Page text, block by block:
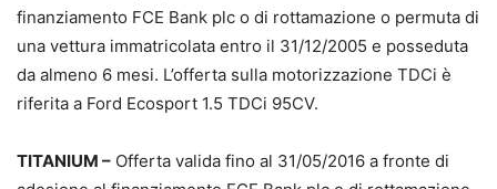
finanziamento FCE Bank plc o di rottamazione o permuta di
una vettura immatricolata entro il 31/12/2005 e posseduta
da almeno 6 mesi. L’offerta sulla motorizzazione TDCi è
riferita a Ford Ecosport 1.5 TDCi 95CV.
TITANIUM – Offerta valida fino al 31/05/2016 a fronte di